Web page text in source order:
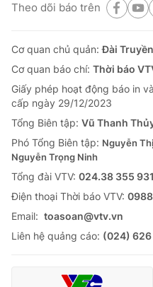
Theo dõi báo trên
Cơ quan chủ quản:Đài
Cơ quan báo chí: Thời báo
Giấy phép hoạt động báo in
cấp ngày 29/12/2023
Tổng Biên tập: Vũ Thanh
Phó Tổng Biên tập: Nguyễn
Nguyễn Trọng Ninh
Tổng đài VTV: 024.38 355
Ðiện thoại Thời báo VTV: 0988
Email: toasoan@vtv.vn
Liên hệ quảng cáo: (024)